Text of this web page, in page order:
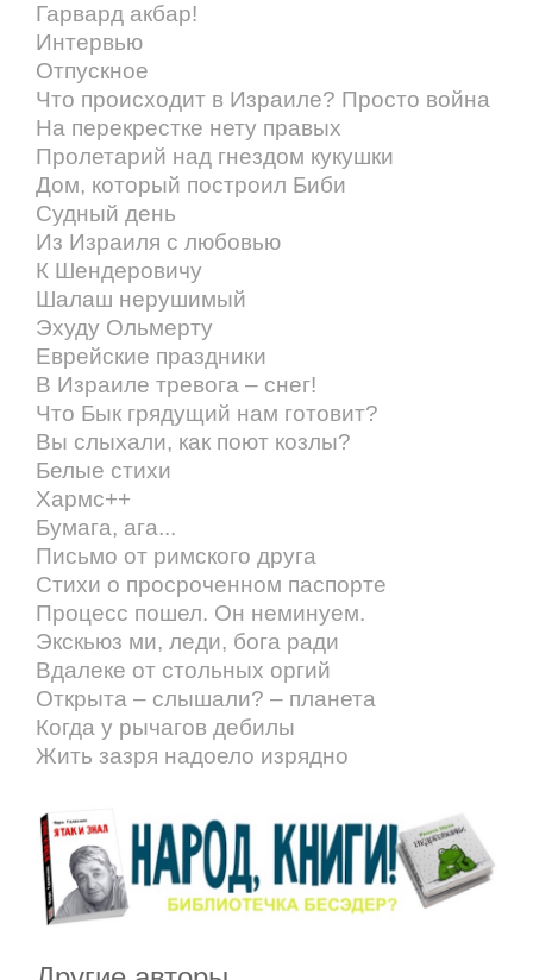
Гарвард акбар!
Интервью
Отпускное
Что происходит в Израиле? Просто война
На перекрестке нету правых
Пролетарий над гнездом кукушки
Дом, который построил Биби
Судный день
Из Израиля с любовью
К Шендеровичу
Шалаш нерушимый
Эхуду Ольмерту
Еврейские праздники
В Израиле тревога – снег!
Что Бык грядущий нам готовит?
Вы слыхали, как поют козлы?
Белые стихи
Хармс++
Бумага, ага...
Письмо от римского друга
Стихи о просроченном паспорте
Процесс пошел. Он неминуем.
Экскьюз ми, леди, бога ради
Вдалеке от стольных оргий
Открыта – слышали? – планета
Когда у рычагов дебилы
Жить зазря надоело изрядно